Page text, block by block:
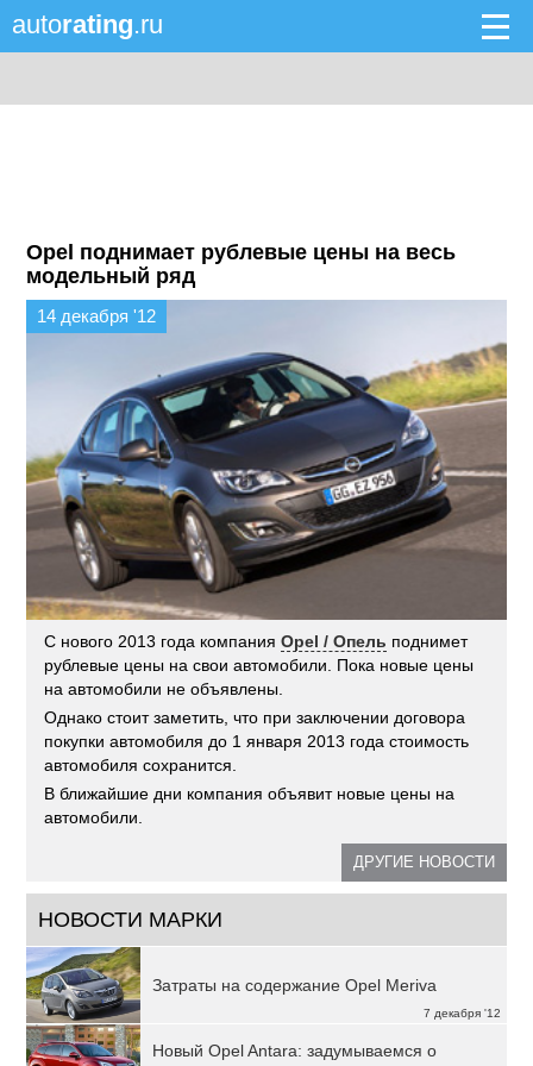
autorating.ru
Opel поднимает рублевые цены на весь
модельный ряд
14 декабря '12
С нового 2013 года компанияOpel / Опель поднимет
рублевые цены на свои автомобили. Пока новые цены
на автомобили не объявлены.
Однако стоит заметить, что при заключении договора
покупки автомобиля до 1 января 2013 года стоимость
автомобиля сохранится.
В ближайшие дни компания объявит новые цены на
автомобили.
ДРУГИЕ НОВОСТИ
НОВОСТИ МАРКИ
7 декабря '12
Затраты на содержание Opel Meriva
Новый Opel Antara: задумываемся о